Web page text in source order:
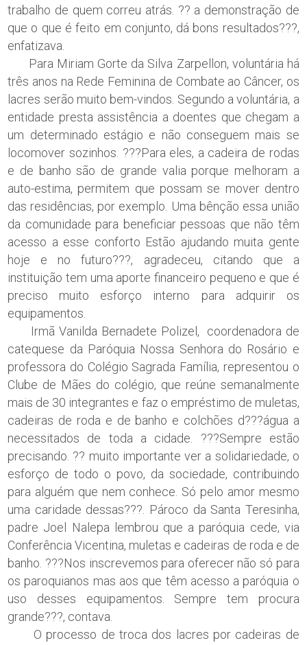
trabalho de quem correu atrás. ?? a demonstração de
que o que é feito em conjunto, dá bons resultados???,
enfatizava.
Para Miriam Gorte da Silva Zarpellon, voluntária há
três anos na Rede Feminina de Combate ao Câncer, os
lacres serão muito bem-vindos. Segundo a voluntária, a
entidade presta assistência a doentes que chegam a
um determinado estágio e não conseguem mais se
locomover sozinhos. ???Para eles, a cadeira de rodas
e de banho são de grande valia porque melhoram a
auto-estima, permitem que possam se mover dentro
das residências, por exemplo. Uma bênção essa união
da comunidade para beneficiar pessoas que não têm
acesso a esse conforto Estão ajudando muita gente
hoje e no futuro???, agradeceu, citando que a
instituição tem uma aporte financeiro pequeno e que é
preciso muito esforço interno para adquirir os
equipamentos.
Irmã Vanilda Bernadete Polizel, coordenadora de
catequese da Paróquia Nossa Senhora do Rosário e
professora do Colégio Sagrada Família, representou o
Clube de Mães do colégio, que reúne semanalmente
mais de 30 integrantes e faz o empréstimo de muletas,
cadeiras de roda e de banho e colchões d???água a
necessitados de toda a cidade. ???Sempre estão
precisando. ?? muito importante ver a solidariedade, o
esforço de todo o povo, da sociedade, contribuindo
para alguém que nem conhece. Só pelo amor mesmo
uma caridade dessas???. Pároco da Santa Teresinha,
padre Joel Nalepa lembrou que a paróquia cede, via
Conferência Vicentina, muletas e cadeiras de roda e de
banho. ???Nos inscrevemos para oferecer não só para
os paroquianos mas aos que têm acesso a paróquia o
uso desses equipamentos. Sempre tem procura
grande???, contava.
O processo de troca dos lacres por cadeiras de